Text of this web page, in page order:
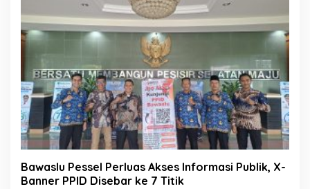
Bawaslu Pessel Perluas Akses Informasi Publik, X-
Banner PPID Disebar ke 7 Titik